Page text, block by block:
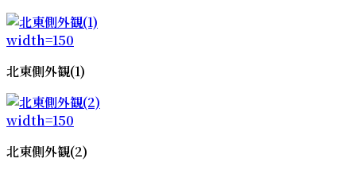
北東側外観(1)
北東側外観(2)